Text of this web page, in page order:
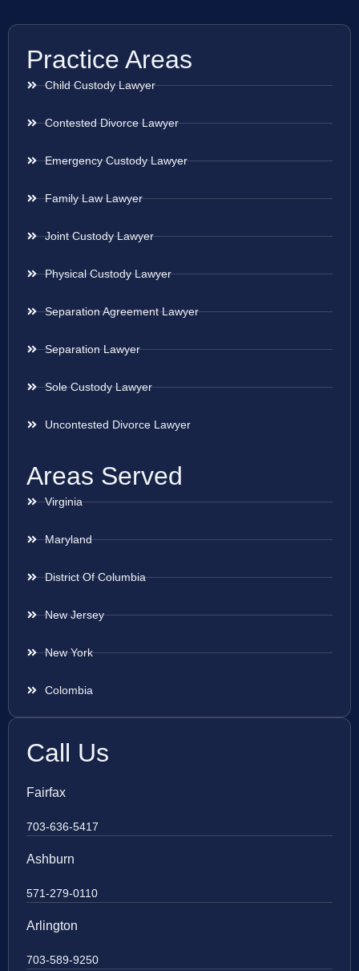
Practice Areas
Child Custody Lawyer
Contested Divorce Lawyer
Emergency Custody Lawyer
Family Law Lawyer
Joint Custody Lawyer
Physical Custody Lawyer
Separation Agreement Lawyer
Separation Lawyer
Sole Custody Lawyer
Uncontested Divorce Lawyer
Areas Served
Virginia
Maryland
District Of Columbia
New Jersey
New York
Colombia
Call Us
Fairfax
703-636-5417
Ashburn
571-279-0110
Arlington
703-589-9250